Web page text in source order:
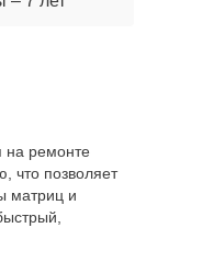
на ремонте
что позволяет
матриц и